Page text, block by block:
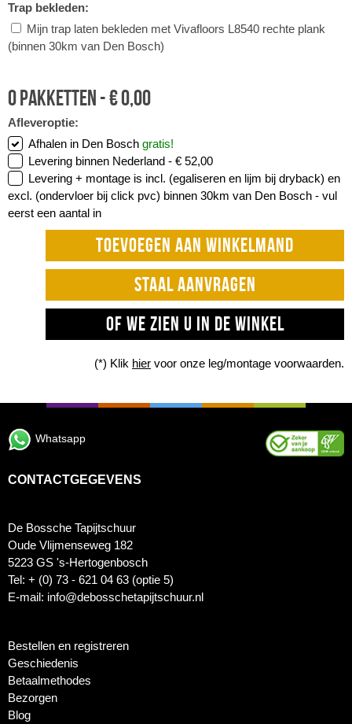
Trap bekleden:
Mijn trap laten bekleden met Vivafloors L8540 rechte plank
(binnen 30km van Den Bosch)
0pakketten -€0,00
Afleveroptie:
Afhalen in Den Bosch gratis!
Levering binnen Nederland - € 52,00
Levering + montage is incl. (egaliseren en lijm bij dryback) en
excl. (ondervloer bij click pvc) binnen 30km van Den Bosch - vul
eerst een aantal in
TOEVOEGEN AAN WINKELMAND
STAAL AANVRAGEN
OF WE ZIEN U IN DE WINKEL
(*) Klik hier voor onze leg/montage voorwaarden.
Whatsapp
CONTACTGEGEVENS
De Bossche Tapijtschuur
Oude Vlijmenseweg 182
5223 GS 's-Hertogenbosch
Tel: + (0) 73 - 621 04 63 (optie 5)
E-mail: info@debosschetapijtschuur.nl
Bestellen en registreren
Geschiedenis
Betaalmethodes
Bezorgen
Blog